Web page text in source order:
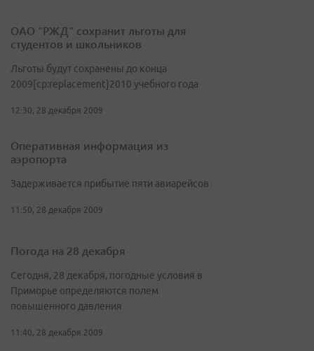
ОАО "РЖД" сохранит льготы для
студентов и школьников
Льготы будут сохранены до конца
2009[cp:replacement]2010 учебного года
12:30, 28 декабря 2009
Оперативная информация из
аэропорта
Задерживается прибытие пяти авиарейсов
11:50, 28 декабря 2009
Погода на 28 декабря
Сегодня, 28 декабря, погодные условия в
Приморье определяются полем
повышенного давления
11:40, 28 декабря 2009